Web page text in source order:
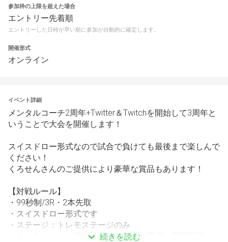
参加枠の上限を超えた場合
エントリー先着順
エントリーした日時が早い順に参加が自動的に確定します。
開催形式
オンライン
イベント詳細
メンタルコーチ2周年+Twitter＆Twitchを開始して3周年と
いうことで大会を開催します！
スイスドロー形式なので試合で負けても最後まで楽しんで
ください！
くろせんさんのご提供により豪華な賞品もあります！
【対戦ルール】
・99秒制/3R・2本先取
・スイスドロー形式です
・ステージ：トレモステージのみ
・キャラクターの固定はなし、負けた選手は変更可能
続きを読む